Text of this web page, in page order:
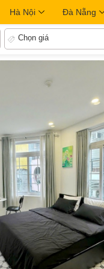
Hà Nội Đà Nẵng
Chọn giá